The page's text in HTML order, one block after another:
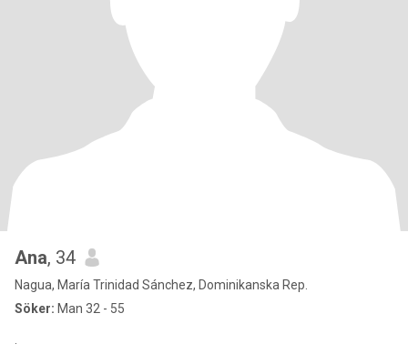
Ana, 34
Nagua, María Trinidad Sánchez, Dominikanska Rep.
Söker: Man 32 - 55